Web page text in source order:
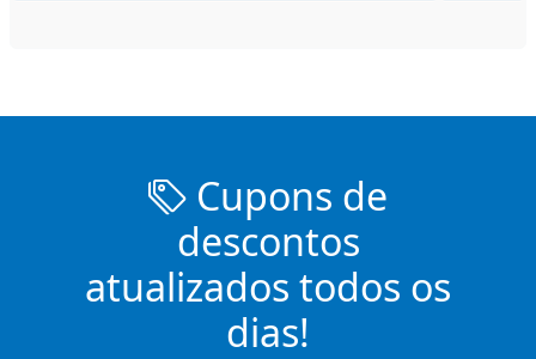
Cupons de
descontos
atualizados todos os
dias!